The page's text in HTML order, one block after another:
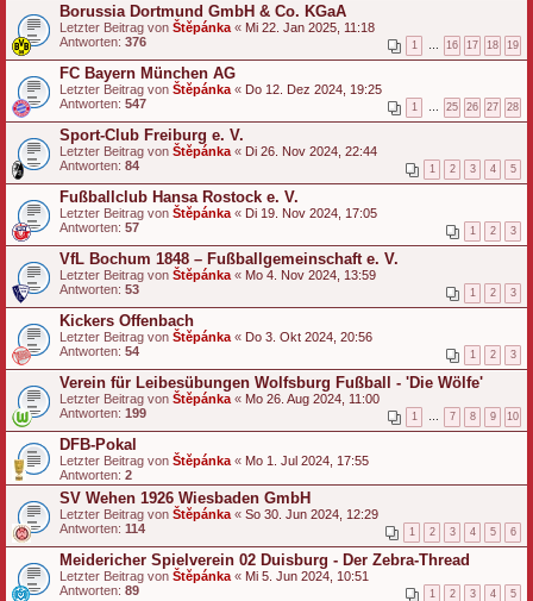
Borussia Dortmund GmbH & Co. KGaA
Letzter Beitrag von Štěpánka « Mi 22. Jan 2025, 11:18
Antworten: 376 1 16 17 18 19
FC Bayern München AG
Letzter Beitrag von Štěpánka « Do 12. Dez 2024, 19:25
Antworten: 547 1 25 26 27 28
Sport-Club Freiburg e. V.
Letzter Beitrag von Štěpánka « Di 26. Nov 2024, 22:44
Antworten: 84 1 2 3 4 5
Fußballclub Hansa Rostock e. V.
Letzter Beitrag von Štěpánka « Di 19. Nov 2024, 17:05
Antworten: 57 1 2 3
VfL Bochum 1848 – Fußballgemeinschaft e. V.
Letzter Beitrag von Štěpánka « Mo 4. Nov 2024, 13:59
Antworten: 53 1 2 3
Kickers Offenbach
Letzter Beitrag von Štěpánka « Do 3. Okt 2024, 20:56
Antworten: 54 1 2 3
Verein für Leibesübungen Wolfsburg Fußball - 'Die Wölfe'
Letzter Beitrag von Štěpánka « Mo 26. Aug 2024, 11:00
Antworten: 199 1 7 8 9 10
DFB-Pokal
Letzter Beitrag von Štěpánka « Mo 1. Jul 2024, 17:55
Antworten: 2
SV Wehen 1926 Wiesbaden GmbH
Letzter Beitrag von Štěpánka « So 30. Jun 2024, 12:29
Antworten: 114 1 2 3 4 5 6
Meidericher Spielverein 02 Duisburg - Der Zebra-Thread
Letzter Beitrag von Štěpánka « Mi 5. Jun 2024, 10:51
Antworten: 89 1 2 3 4 5